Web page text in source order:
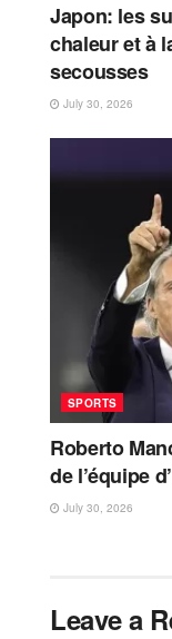
Japon: les
chaleur et à
secousses
July 30, 2026
SPORTS
Roberto
de l’équipe
July 30, 2026
Leave a